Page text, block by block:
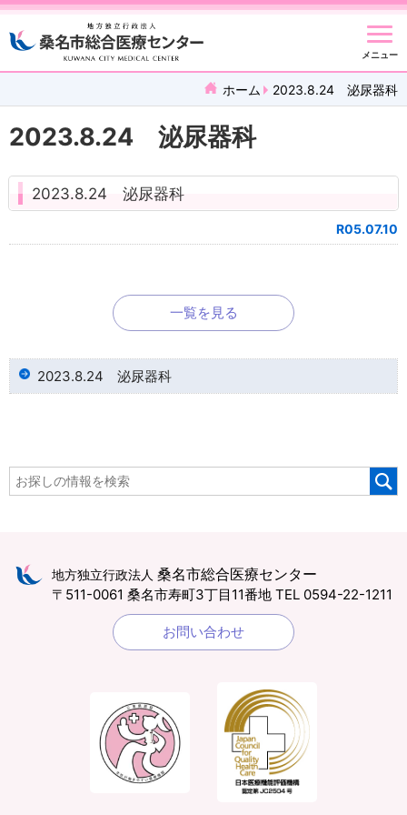
メニュー
ホーム 2023.8.24 泌尿器科
2023.8.24 泌尿器科
2023.8.24 泌尿器科
R05.07.10
一覧を見る
2023.8.24 泌尿器科
地方独立行政法人 桑名市総合医療センター
〒511-0061 桑名市寿町3丁目11番地 TEL 0594-22-1211
お問い合わせ